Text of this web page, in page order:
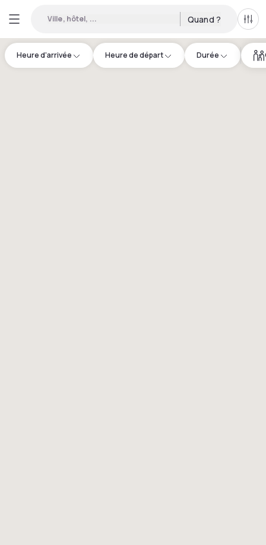
Ville, hôtel, ... Quand ?
Heure d'arrivée Heure de départ Durée